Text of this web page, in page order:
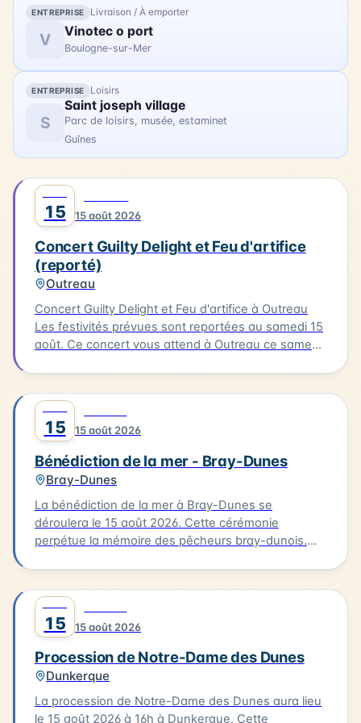
ENTREPRISE Livraison / À emporter
V Vinotec o port
Boulogne-sur-Mer
ENTREPRISE Loisirs
S
Saint joseph village
Parc de loisirs, musée, estaminet
Guînes
15 15 août 2026
Concert Guilty Delight et Feu d'artifice
(reporté)
Outreau
Concert Guilty Delight et Feu d'artifice à Outreau
Les festivités prévues sont reportées au samedi 15
août. Ce concert vous attend à Outreau ce samedi
15 15 août 2026
Bénédiction de la mer - Bray-Dunes
Bray-Dunes
La bénédiction de la mer à Bray-Dunes se
déroulera le 15 août 2026. Cette cérémonie
perpétue la mémoire des pêcheurs bray-dunois.
traditionnels jusqu'à la plage. L'homologue est
ensuite rendu aux marins disparus. Cette tradition
est une occasion pour les habitants de se
15 15 août 2026
Procession de Notre-Dame des Dunes
Dunkerque
La procession de Notre-Dame des Dunes aura lieu
le 15 août 2026 à 16h à Dunkerque. Cette